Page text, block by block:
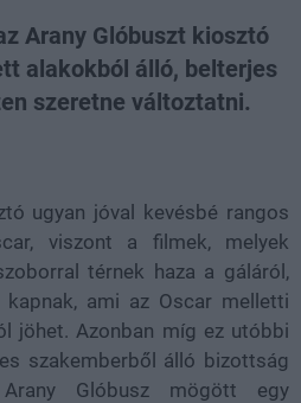
Arany Glóbuszt kiosztó
alakokból álló, belterjes
szeretne változtatni.
ugyan jóval kevésbé rangos
viszont a filmek, melyek
térnek haza a gáláról,
ami az Oscar melletti
jöhet. Azonban míg ez utóbbi
szakemberből álló bizottság
Glóbusz mögött egy